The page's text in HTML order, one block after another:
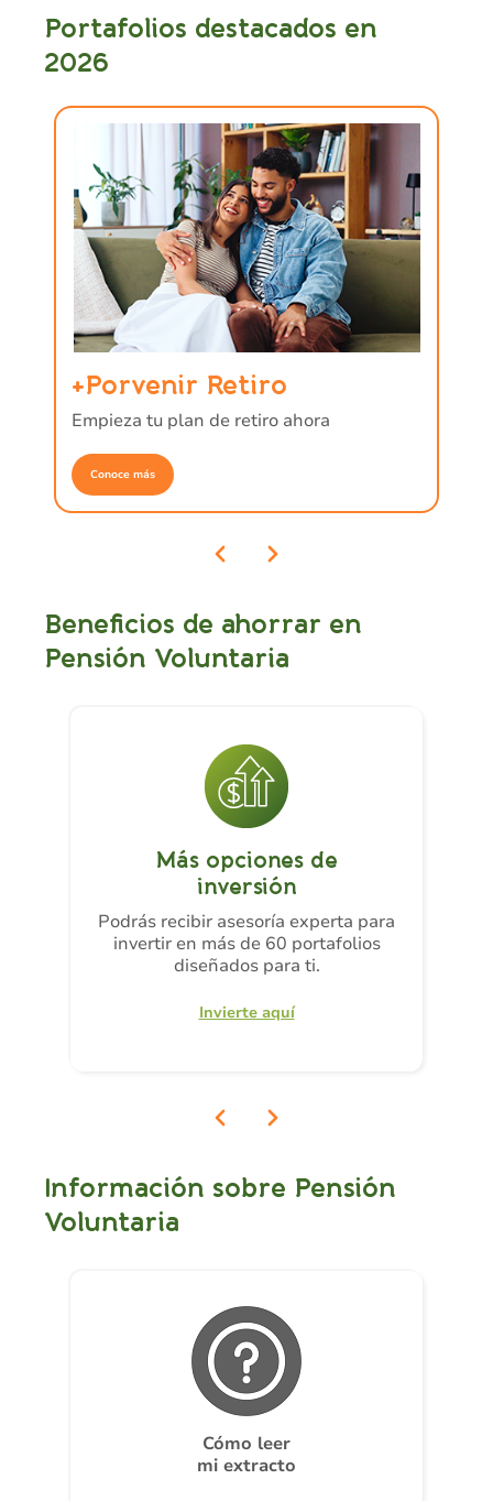
Portafolios destacados en
2026
+Porvenir Retiro
Empieza tu plan de retiro ahora
Conoce más
Beneficios de ahorrar en
Pensión Voluntaria
Más opciones de
inversión
Podrás recibir asesoría experta para
invertir en más de 60 portafolios
diseñados para ti.
Invierte aquí
Información sobre Pensión
Voluntaria
Cómo leer
mi extracto